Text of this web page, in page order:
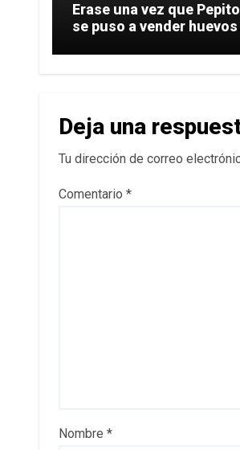
Erase una vez que Pepito
se puso a vender huevos
Deja una
Tu dirección de correo
Comentario *
Nombre *